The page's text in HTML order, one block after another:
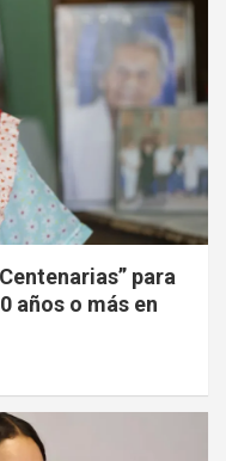
para
años o más en